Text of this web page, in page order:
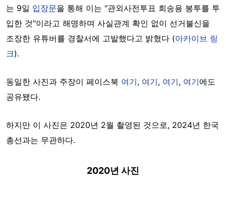
는 9일 입장문을 통해 이는 "관외사전투표 회송용 봉투를 투
입한 것"이라고 해명하며 사실관계 확인 없이 선거불신을
조장한 유튜버를 경찰서에 고발했다고 밝혔다 (아카이브 링
크).
동일한 사진과 주장이 페이스북 여기, 여기, 여기, 여기에도
공유됐다.
하지만 이 사진은 2020년 2월 촬영된 것으로, 2024년 한국
총선과는 무관하다.
2020년 사진